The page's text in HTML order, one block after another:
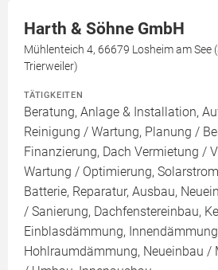
Harth & Söhne GmbH
Mühlenteich 4, 66679 Losheim am See
Trierweiler)
TÄTIGKEITEN
Beratung, Anlage & Installation,
Reinigung / Wartung, Planung /
Finanzierung, Dach Vermietung /
Wartung / Optimierung,
Batterie, Reparatur, Ausbau,
/ Sanierung, Dachfenstereinbau,
Einblasdämmung,
Hohlraumdämmung, Neueinbau /